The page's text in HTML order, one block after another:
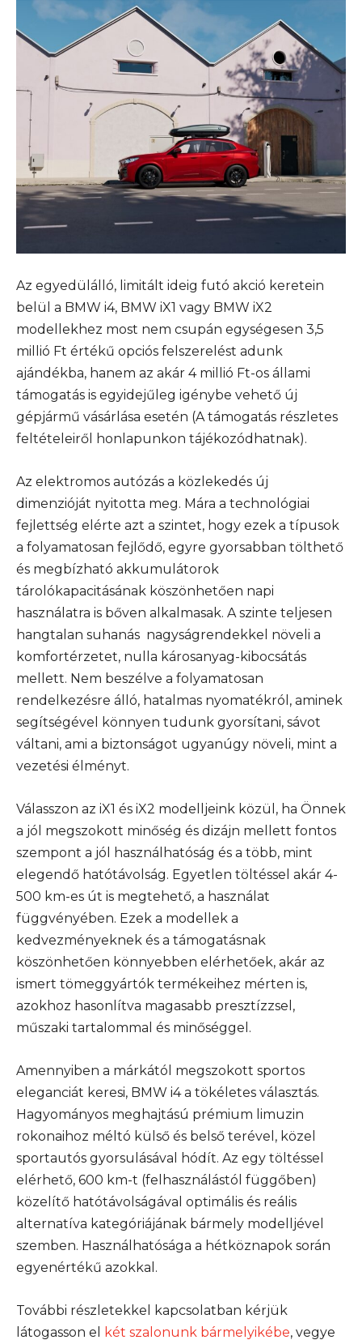
Az egyedülálló, limitált ideig futó akció keretein
belül a BMW i4, BMW iX1 vagy BMW iX2
modellekhez most nem csupán egységesen 3,5
millió Ft értékű opciós felszerelést adunk
ajándékba, hanem az akár 4 millió Ft-os állami
támogatás is egyidejűleg igénybe vehető új
gépjármű vásárlása esetén (A támogatás részletes
feltételeiről honlapunkon tájékozódhatnak).
Az elektromos autózás a közlekedés új
dimenzióját nyitotta meg. Mára a technológiai
fejlettség elérte azt a szintet, hogy ezek a típusok
a folyamatosan fejlődő, egyre gyorsabban tölthető
és megbízható akkumulátorok
tárolókapacitásának köszönhetően napi
használatra is bőven alkalmasak. A szinte teljesen
hangtalan suhanás nagyságrendekkel növeli a
komfortérzetet, nulla károsanyag-kibocsátás
mellett. Nem beszélve a folyamatosan
rendelkezésre álló, hatalmas nyomatékról, aminek
segítségével könnyen tudunk gyorsítani, sávot
váltani, ami a biztonságot ugyanúgy növeli, mint a
vezetési élményt.
Válasszon az iX1 és iX2 modelljeink közül, ha Önnek
a jól megszokott minőség és dizájn mellett fontos
szempont a jól használhatóság és a több, mint
elegendő hatótávolság. Egyetlen töltéssel akár 4-
500 km-es út is megtehető, a használat
függvényében. Ezek a modellek a
kedvezményeknek és a támogatásnak
köszönhetően könnyebben elérhetőek, akár az
ismert tömeggyártók termékeihez mérten is,
azokhoz hasonlítva magasabb presztízzsel,
műszaki tartalommal és minőséggel.
Amennyiben a márkától megszokott sportos
eleganciát keresi, BMW i4 a tökéletes választás.
Hagyományos meghajtású prémium limuzin
rokonaihoz méltó külső és belső terével, közel
sportautós gyorsulásával hódít. Az egy töltéssel
elérhető, 600 km-t (felhasználástól függőben)
közelítő hatótávolságával optimális és reális
alternatíva kategóriájának bármely modelljével
szemben. Használhatósága a hétköznapok során
egyenértékű azokkal.
További részletekkel kapcsolatban kérjük
látogasson el
két szalonunk bármelyikébe, vegye